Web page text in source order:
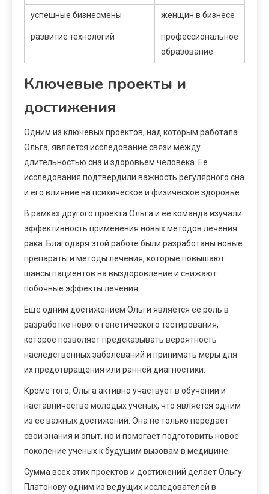
успешные бизнесмены женщин в бизнесе
развитие технологий
профессиональное
образование
Ключевые проекты и
достижения
Одним из ключевых проектов, над которым работала
Ольга, является исследование связи между
длительностью сна и здоровьем человека. Ее
исследования подтвердили важность регулярного сна
и его влияние на психическое и физическое здоровье.
В рамках другого проекта Ольга и ее команда изучали
эффективность применения новых методов лечения
рака. Благодаря этой работе были разработаны новые
препараты и методы лечения, которые повышают
шансы пациентов на выздоровление и снижают
побочные эффекты лечения.
Еще одним достижением Ольги является ее роль в
разработке нового генетического тестирования,
которое позволяет предсказывать вероятность
наследственных заболеваний и принимать меры для
их предотвращения или ранней диагностики.
Кроме того, Ольга активно участвует в обучении и
наставничестве молодых ученых, что является одним
из ее важных достижений. Она не только передает
свои знания и опыт, но и помогает подготовить новое
поколение ученых к будущим вызовам в медицине.
Сумма всех этих проектов и достижений делает Ольгу
Платонову одним из ведущих исследователей в